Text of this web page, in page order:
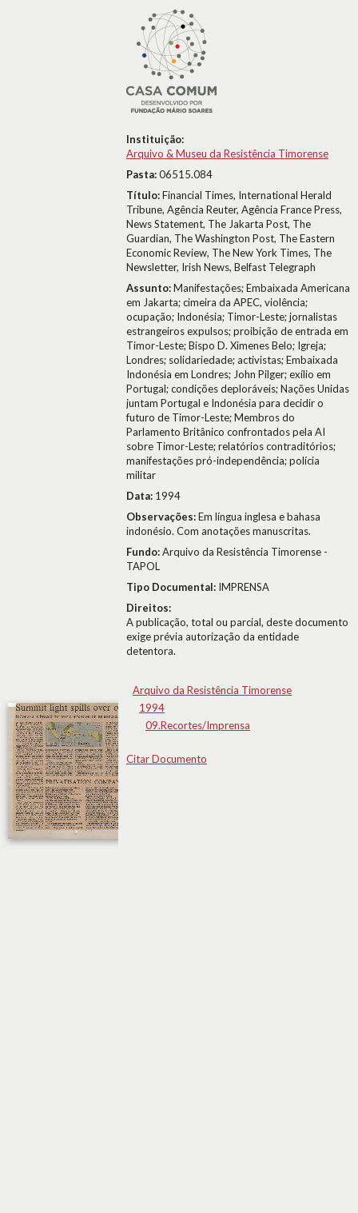
Instituição:
Arquivo & Museu da Resistência Timorense
Pasta:06515.084
Título:Financial Times, International Herald
Tribune, Agência Reuter, Agência France Press,
News Statement, The Jakarta Post, The
Guardian, The Washington Post, The Eastern
Economic Review, The New York Times, The
Newsletter, Irish News, Belfast Telegraph
Assunto:Manifestações; Embaixada Americana
em Jakarta; cimeira da APEC, violência;
ocupação; Indonésia; Timor-Leste; jornalistas
estrangeiros expulsos; proibição de entrada em
Timor-Leste; Bispo D. Ximenes Belo; Igreja;
Londres; solidariedade; activistas; Embaixada
Indonésia em Londres; John Pilger; exílio em
Portugal; condições deploráveis; Nações Unidas
juntam Portugal e Indonésia para decidir o
futuro de Timor-Leste; Membros do
Parlamento Britânico confrontados pela AI
sobre Timor-Leste; relatórios contraditórios;
manifestações pró-independência; polícia
militar
Data: 1994
Observações:Em língua inglesa e bahasa
indonésio. Com anotações manuscritas.
Fundo:Arquivo da Resistência Timorense -
TAPOL
Tipo Documental: IMPRENSA
Direitos:
A publicação, total ou parcial, deste documento
exige prévia autorização da entidade
detentora.
Arquivo da Resistência Timorense
1994
09.Recortes/Imprensa
Citar Documento